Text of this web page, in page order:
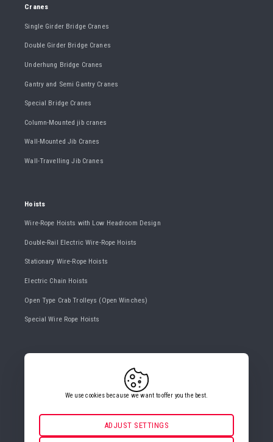
Cranes
Single Girder Bridge Cranes
Double Girder Bridge Cranes
Underhung Bridge Cranes
Gantry and Semi Gantry Cranes
Special Bridge Cranes
Column-Mounted jib cranes
Wall-Mounted Jib Cranes
Wall-Travelling Jib Cranes
Hoists
Wire-Rope Hoists with Low Headroom Design
Double-Rail Electric Wire-Rope Hoists
Stationary Wire-Rope Hoists
Electric Chain Hoists
Open Type Crab Trolleys (Open Winches)
Special Wire Rope Hoists
We use cookies because we want to offer you the best.
NecessarilyADJUST SETTINGS